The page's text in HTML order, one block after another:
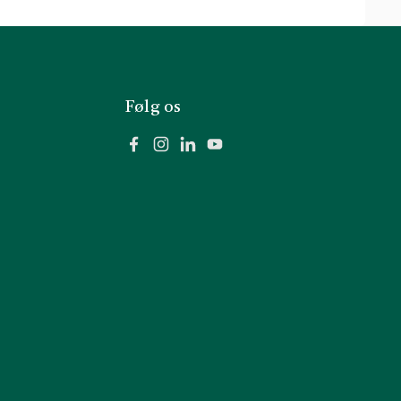
Følg os
FacebookInstagram
LinkedInYouTube